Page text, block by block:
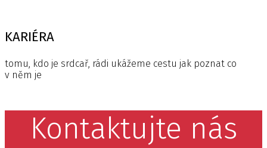
KARIÉRA
tomu, kdo je srdcař, rádi ukážeme cestu jak poznat co
v něm je
Kontaktujte nás